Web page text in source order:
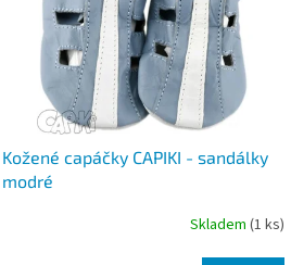
Kožené capáčky CAPIKI - sandálky
modré
Skladem (1 ks)